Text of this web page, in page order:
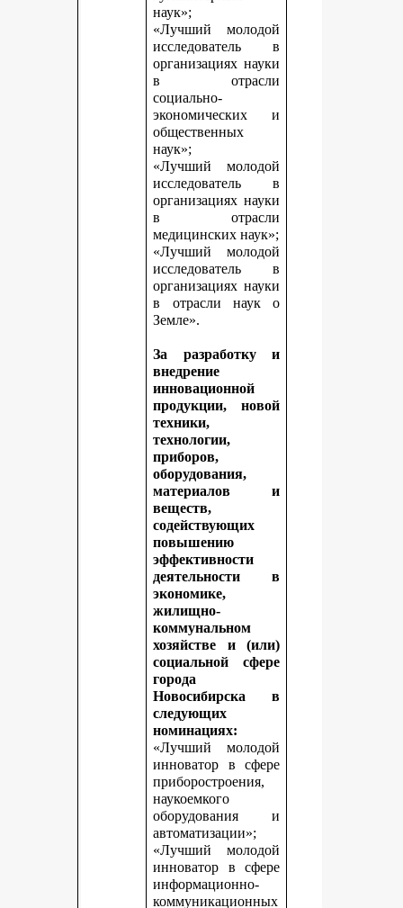
наук»;
«Лучший молодой
исследователь в
организациях науки
в отрасли
социально-
экономических и
общественных
наук»;
«Лучший молодой
исследователь в
организациях науки
в отрасли
медицинских наук»;
«Лучший молодой
исследователь в
организациях науки
в отрасли наук о
Земле».
За разработку и
внедрение
инновационной
продукции, новой
техники,
технологии,
приборов,
оборудования,
материалов и
веществ,
содействующих
повышению
эффективности
деятельности в
экономике,
жилищно-
коммунальном
хозяйстве и (или)
социальной сфере
города
Новосибирска в
следующих
номинациях:
«Лучший молодой
инноватор в сфере
приборостроения,
наукоемкого
оборудования и
автоматизации»;
«Лучший молодой
инноватор в сфере
информационно-
коммуникационных